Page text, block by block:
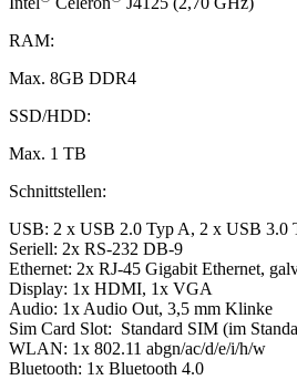
RAM:
Max. 8GB DDR4
SSD/HDD:
Max. 1 TB
Schnittstellen:
USB: 2 x USB 2.0 Typ A, 2 x USB 3.0
Seriell: 2x RS-232 DB-9
Ethernet: 2x RJ-45 Gigabit Ethernet,
Display: 1x HDMI, 1x VGA
Audio: 1x Audio Out, 3,5 mm Klinke
Sim Card Slot: Standard SIM (im
WLAN: 1x 802.11 abgn/ac/d/e/i/h/w
Bluetooth: 1x Bluetooth 4.0